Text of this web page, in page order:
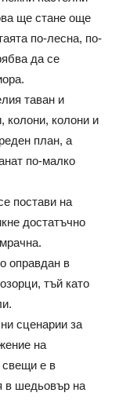
ще стане още
по-лесна, по-
да се
таван и
колони, колони и
план, а
по-малко
постави на
достатъчно
оправдан в
тъй като
сценарии за
на
свещи е в
в шедьовър на